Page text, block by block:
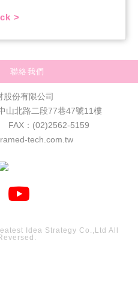
>
聯絡我們
股份有限公司
山北路二段77巷47號11樓
FAX：(02)2562-5159
tech.com.tw
Idea Strategy Co.,Ltd All